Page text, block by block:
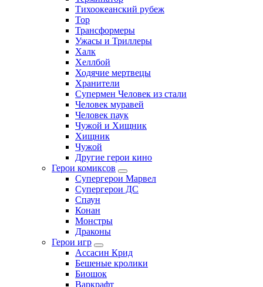
Тихоокеанский рубеж
Тор
Трансформеры
Ужасы и Триллеры
Халк
Хеллбой
Ходячие мертвецы
Хранители
Супермен Человек из стали
Человек муравей
Человек паук
Чужой и Хищник
Хищник
Чужой
Другие герои кино
Герои комиксов
Супергерои Марвел
Супергерои ДС
Спаун
Конан
Монстры
Драконы
Герои игр
Ассасин Крид
Бешеные кролики
Биошок
Варкрафт